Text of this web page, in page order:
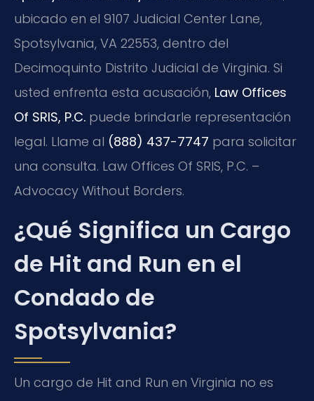
ubicado en el 9107 Judicial Center Lane,
Spotsylvania, VA 22553, dentro del
Decimoquinto Distrito Judicial de Virginia. Si
usted enfrenta esta acusación, Law Offices
Of SRIS, P.C. puede brindarle representación
legal. Llame al (888) 437-7747 para solicitar
una consulta. Law Offices Of SRIS, P.C. –
Advocacy Without Borders.
¿Qué Significa un Cargo
de Hit and Run en el
Condado de
Spotsylvania?
Un cargo de Hit and Run en Virginia no es